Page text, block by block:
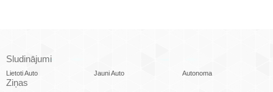
Sludinājumi
Lietoti Auto Jauni Auto Autonoma
Ziņas